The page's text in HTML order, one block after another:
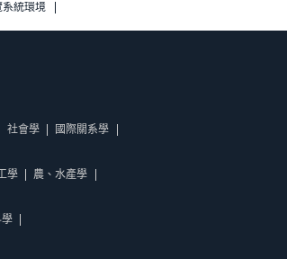
系統環境
社會學 國際關系學
學 農、水產學